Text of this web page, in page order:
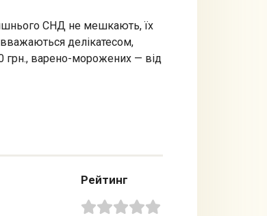
СНД не мешкають, їх
вважаються делікатесом,
грн., варено-морожених — від
Рейтинг